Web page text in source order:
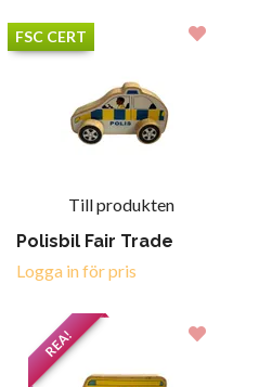
FSC CERT
Till produkten
Polisbil Fair Trade
Logga in för pris
REA!